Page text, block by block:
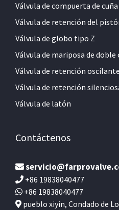
Válvula de compuerta de cuña
Válvula de retención del
Válvula de globo tipo Z
Válvula de mariposa de
Válvula de retención oscilante
Válvula de retención
Válvula de latón
Contáctenos
+86 19838040477
+86 19838040477
pueblo xiyin, Condado de